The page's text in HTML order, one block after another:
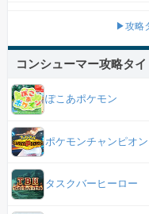
▶攻略
コンシューマー攻略タ
ぽこあポケモン
ポケモンチャンピオ
タスクバーヒーロー